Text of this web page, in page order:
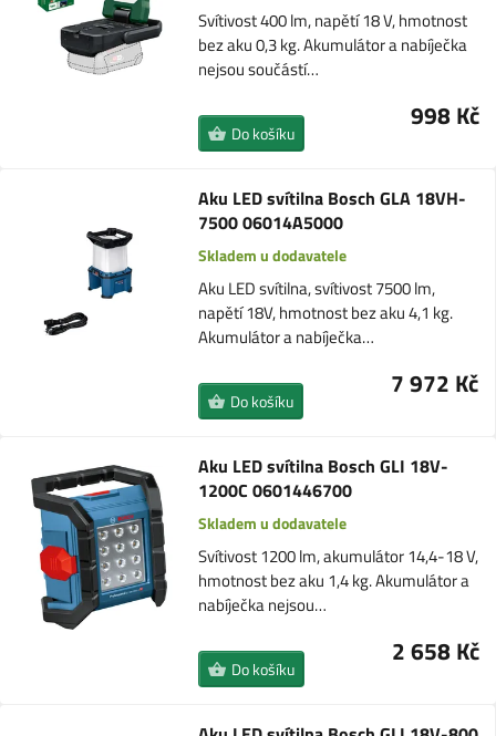
Svítivost 400 lm, napětí 18 V, hmotnost
bez aku 0,3 kg. Akumulátor a nabíječka
nejsou součástí…
998 Kč
Do košíku
Aku LED svítilna Bosch GLA 18VH-
7500 06014A5000
Skladem u dodavatele
Aku LED svítilna, svítivost 7500 lm,
napětí 18V, hmotnost bez aku 4,1 kg.
Akumulátor a nabíječka…
7 972 Kč
Do košíku
Aku LED svítilna Bosch GLI 18V-
1200C 0601446700
Skladem u dodavatele
Svítivost 1200 lm, akumulátor 14,4-18 V,
hmotnost bez aku 1,4 kg. Akumulátor a
nabíječka nejsou…
2 658 Kč
Do košíku